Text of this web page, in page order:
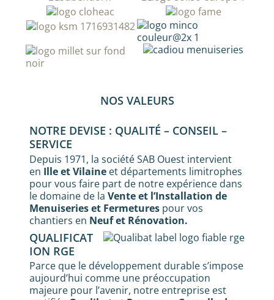
NOS VALEURS
NOTRE DEVISE : QUALITÉ – CONSEIL –
SERVICE
Depuis 1971, la société SAB Ouest intervient
en Ille et Vilaine et départements limitrophes
pour vous faire part de notre expérience dans
le domaine de la Vente et l’Installation de
Menuiseries et Fermetures pour vos
chantiers en Neuf et Rénovation.
QUALIFICAT
ION RGE
Parce que le développement durable s’impose
aujourd’hui comme une préoccupation
majeure pour l’avenir, notre entreprise est